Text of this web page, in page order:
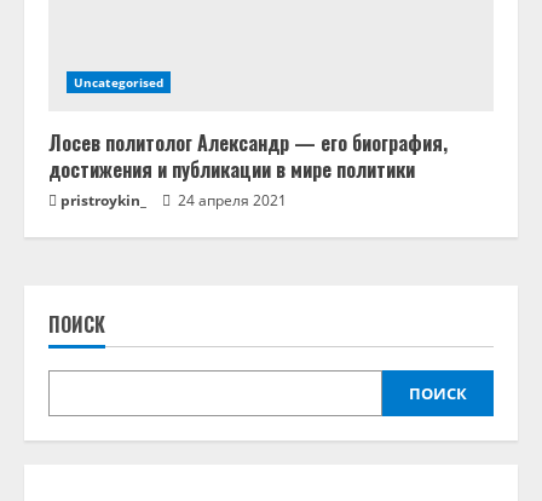
Uncategorised
Лосев политолог Александр — его биография,
достижения и публикации в мире политики
pristroykin_ 24 апреля 2021
ПОИСК
ПОИСК